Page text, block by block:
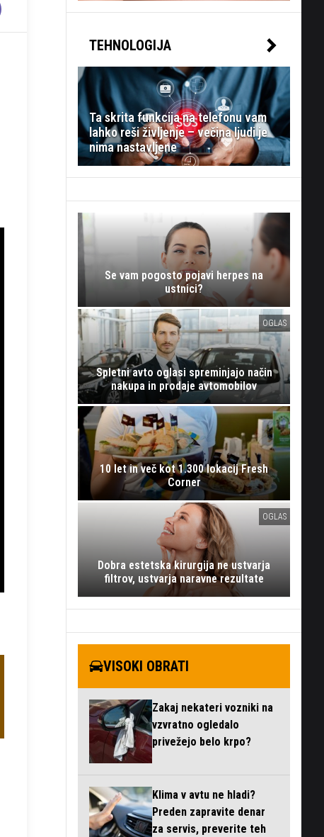
TEHNOLOGIJA
Ta skrita funkcija na telefonu vam
lahko reši življenje – večina ljudi je
nima nastavljene
Se vam pogosto pojavi herpes na
ustnici?
OGLAS
Spletni avto oglasi spreminjajo način
nakupa in prodaje avtomobilov
10 let in več kot 1.300 lokacij Fresh
Corner
OGLAS
Dobra estetska kirurgija ne ustvarja
filtrov, ustvarja naravne rezultate
VISOKI OBRATI
Zakaj nekateri vozniki na
vzvratno ogledalo
privežejo belo krpo?
Klima v avtu ne hladi?
Preden zapravite denar
za servis, preverite teh